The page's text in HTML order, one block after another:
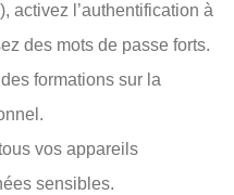
activez l’authentification à
des mots de passe forts.
formations sur la
vos appareils
sensibles.